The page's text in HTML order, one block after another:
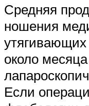
Средняя
ношения
утягивающих
около
Если